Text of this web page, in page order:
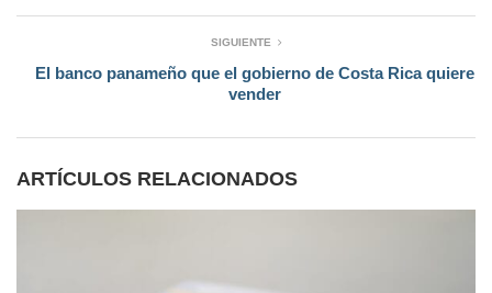
SIGUIENTE
El banco panameño que el gobierno de Costa Rica quiere
vender
ARTÍCULOS RELACIONADOS